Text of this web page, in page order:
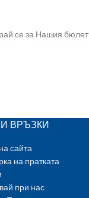
се за Нашия
ВРЪЗКИ
сайта
на пратката
при нас